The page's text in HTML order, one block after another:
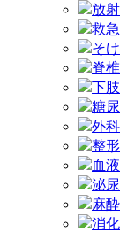
放
救
そ
脊
下
糖
外
整
血
泌
麻
消